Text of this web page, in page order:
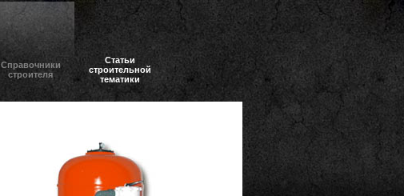
Справочники
строителя
Статьи
строительной
тематики